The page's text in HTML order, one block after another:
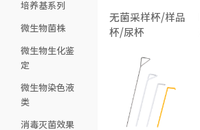
培养基系列
微生物菌株
微生物生化鉴
定
微生物染色液
类
消毒灭菌效果
无菌采样杯/样品
杯/尿杯